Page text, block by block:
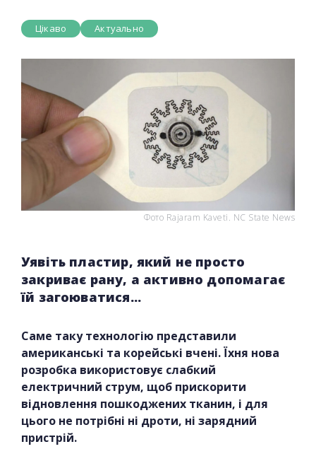
Цікаво Актуально
Фото Rajaram Kavetі. NC State News
Уявіть пластир, який не просто
закриває рану, а активно допомагає
їй загоюватися...
Саме таку технологію представили
американські та корейські вчені. Їхня нова
розробка використовує слабкий
електричний струм, щоб прискорити
відновлення пошкоджених тканин, і для
цього не потрібні ні дроти, ні зарядний
пристрій.